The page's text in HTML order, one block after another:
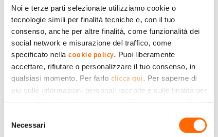
Noi e terze parti selezionate utilizziamo cookie o
tecnologie simili per finalità tecniche e, con il tuo
consenso, anche per altre finalità, come funzionalità dei
social network e misurazione del traffico, come
specificato nella cookie policy . Puoi liberamente
accettare, rifiutare o personalizzare il tuo consenso, in
qualsiasi momento. Per farlo clicca qui . Per saperne di
più sulle informazioni personali raccolte e sulle finalità per
le quali tali informazioni saranno utilizzate, si prega di
delNecessari
Mar, 07/05/2024 - 03:00
Valelu
RINUNCIA ALLE AGEVOLAZIONI FISCALI
PREVISTE DALLA TREMONTI AMBIENTE
+1
0 -1
Torna Su Accedioregistratiper inserire commenti.
#2